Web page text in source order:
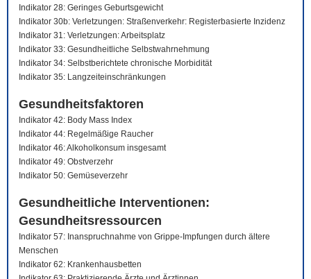
Indikator 28: Geringes Geburtsgewicht
Indikator 30b: Verletzungen: Straßenverkehr: Registerbasierte Inzidenz
Indikator 31: Verletzungen: Arbeitsplatz
Indikator 33: Gesundheitliche Selbstwahrnehmung
Indikator 34: Selbstberichtete chronische Morbidität
Indikator 35: Langzeiteinschränkungen
Gesundheitsfaktoren
Indikator 42: Body Mass Index
Indikator 44: Regelmäßige Raucher
Indikator 46: Alkoholkonsum insgesamt
Indikator 49: Obstverzehr
Indikator 50: Gemüseverzehr
Gesundheitliche Interventionen:
Gesundheitsressourcen
Indikator 57: Inanspruchnahme von Grippe-Impfungen durch ältere
Menschen
Indikator 62: Krankenhausbetten